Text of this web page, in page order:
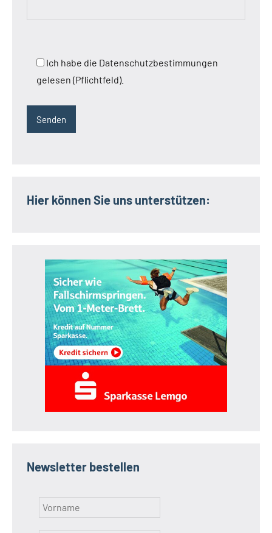
Ich habe die Datenschutzbestimmungen
gelesen (Pflichtfeld).
Hier können Sie uns unterstützen:
Newsletter bestellen